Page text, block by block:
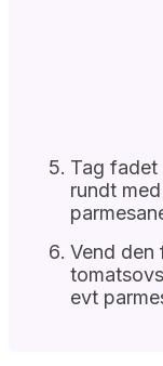
Tag fadet
rundt
Vend
evt